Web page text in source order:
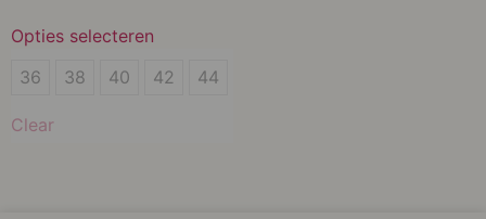
Opties selecteren
36
38
36 38 40 42 44
Clear